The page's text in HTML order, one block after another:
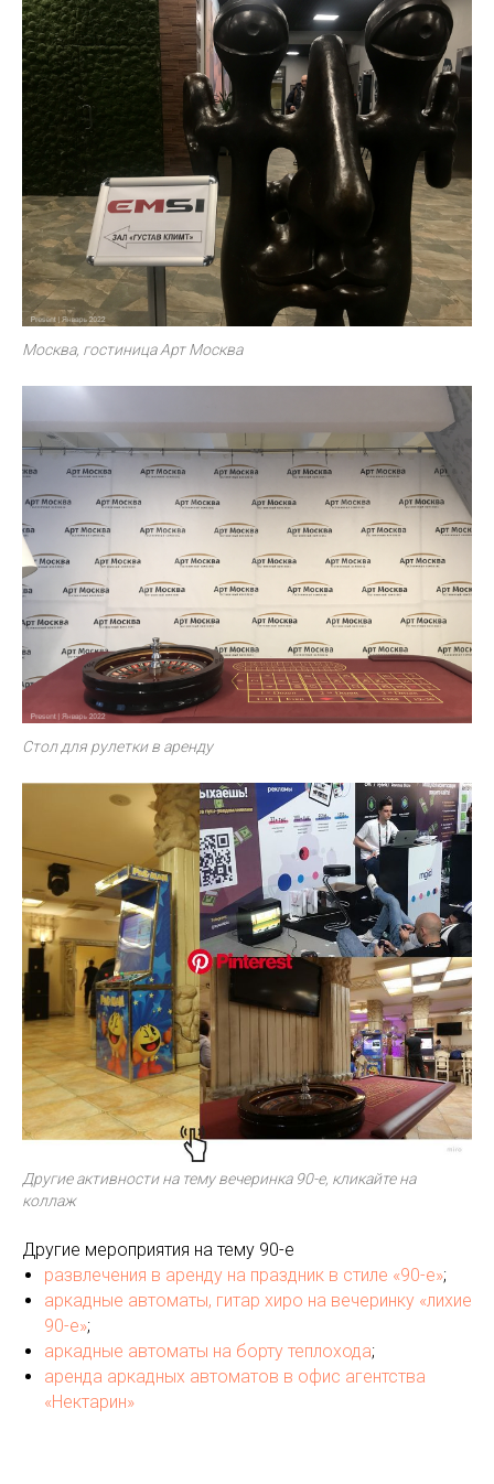
Москва, гостиница Арт Москва
Стол для рулетки в аренду
Другие активности на тему вечеринка 90-е, кликайте на
коллаж
Другие мероприятия на тему 90-е
развлечения в аренду на праздник в стиле «90-е»;
аркадные автоматы, гитар хиро на вечеринку «лихие
90-е»;
аркадные автоматы на борту теплохода;
аренда аркадных автоматов в офис агентства
«Нектарин»